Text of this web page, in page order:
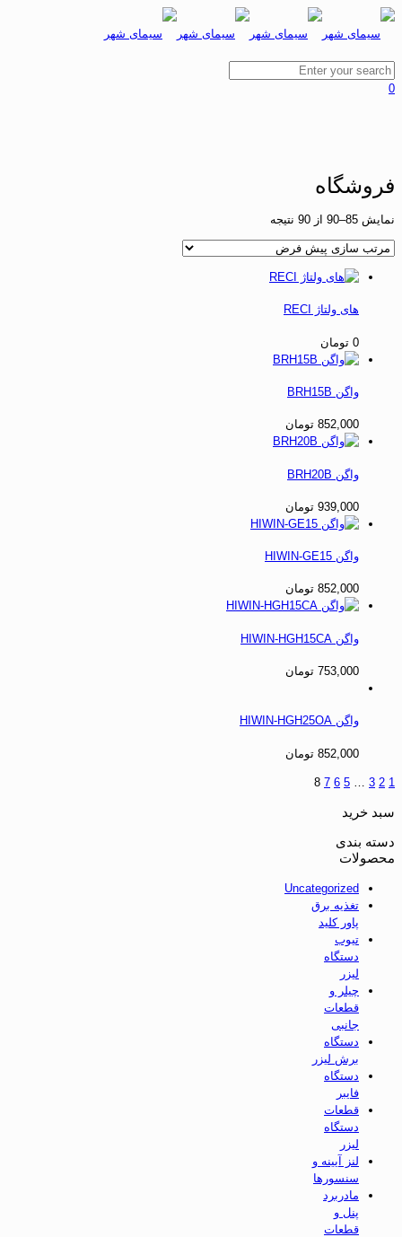
0
فروشگاه
نمایش 85–90 از 90 نتیجه
های ولتاژ RECI
0 تومان
واگن BRH15B
852,000 تومان
واگن BRH20B
939,000 تومان
واگن HIWIN-GE15
852,000 تومان
واگن HIWIN-HGH15CA
753,000 تومان
واگن HIWIN-HGH25OA
852,000 تومان
1
2
3
5
6
7
8
سبد خرید
دسته بندی
محصولات
Uncategorized
تغذیه برق
پاور کلید
تیوب
دستگاه
لیزر
چیلر و
قطعات
جانبی
دستگاه
برش لیزر
دستگاه
فایبر
قطعات
دستگاه
لیزر
لنز آیینه و
سنسورها
مادربرد
پنل و
قطعات